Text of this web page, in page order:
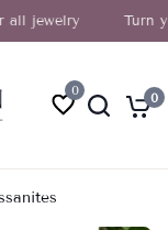
Turn your
0 0